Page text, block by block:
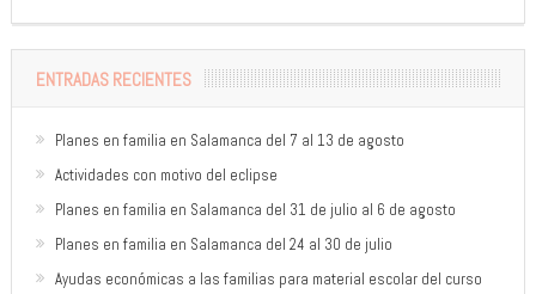
ENTRADAS RECIENTES
Planes en familia en Salamanca del 7 al 13 de agosto
Actividades con motivo del eclipse
Planes en familia en Salamanca del 31 de julio al 6 de agosto
Planes en familia en Salamanca del 24 al 30 de julio
Ayudas económicas a las familias para material escolar del curso